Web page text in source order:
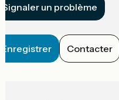
Signaler un problème
Enregistrer Contacter